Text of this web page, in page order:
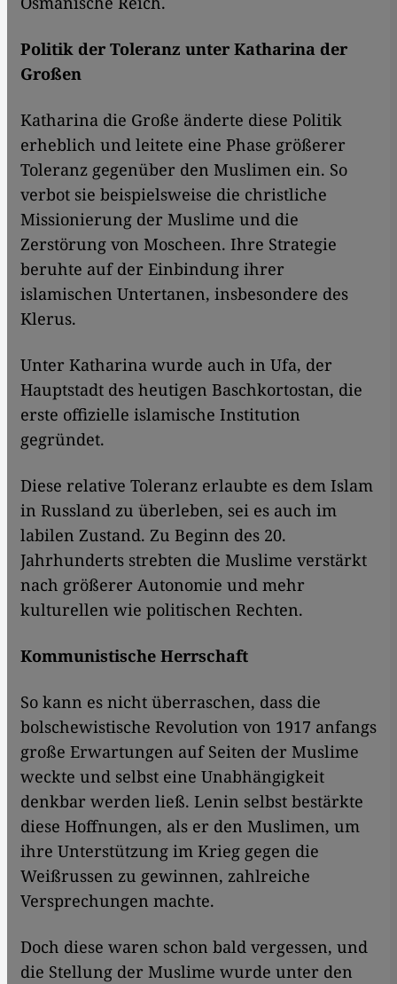
Politik der Toleranz unter Katharina der
Großen
Katharina die Große änderte diese Politik
erheblich und leitete eine Phase größerer
Toleranz gegenüber den Muslimen ein. So
verbot sie beispielsweise die christliche
Missionierung der Muslime und die
Zerstörung von Moscheen. Ihre Strategie
beruhte auf der Einbindung ihrer
islamischen Untertanen, insbesondere des
Klerus.
Unter Katharina wurde auch in Ufa, der
Hauptstadt des heutigen Baschkortostan, die
erste offizielle islamische Institution
gegründet.
Diese relative Toleranz erlaubte es dem Islam
in Russland zu überleben, sei es auch im
labilen Zustand. Zu Beginn des 20.
Jahrhunderts strebten die Muslime verstärkt
nach größerer Autonomie und mehr
kulturellen wie politischen Rechten.
Kommunistische Herrschaft
So kann es nicht überraschen, dass die
bolschewistische Revolution von 1917 anfangs
große Erwartungen auf Seiten der Muslime
weckte und selbst eine Unabhängigkeit
denkbar werden ließ. Lenin selbst bestärkte
diese Hoffnungen, als er den Muslimen, um
ihre Unterstützung im Krieg gegen die
Weißrussen zu gewinnen, zahlreiche
Versprechungen machte.
Doch diese waren schon bald vergessen, und
die Stellung der Muslime wurde unter den